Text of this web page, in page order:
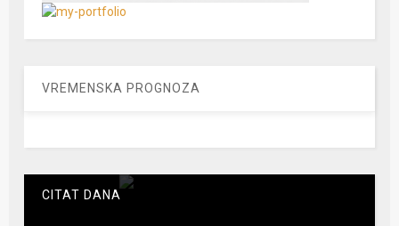
VREMENSKA PROGNOZA
CITAT DANA